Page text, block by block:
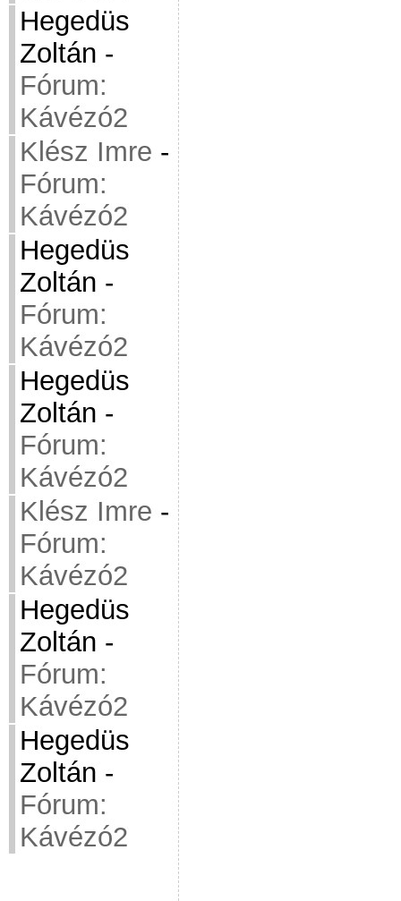
Hegedüs
Zoltán -
Fórum:
Kávézó2
Klész Imre -
Fórum:
Kávézó2
Hegedüs
Zoltán -
Fórum:
Kávézó2
Hegedüs
Zoltán -
Fórum:
Kávézó2
Klész Imre -
Fórum:
Kávézó2
Hegedüs
Zoltán -
Fórum:
Kávézó2
Hegedüs
Zoltán -
Fórum:
Kávézó2